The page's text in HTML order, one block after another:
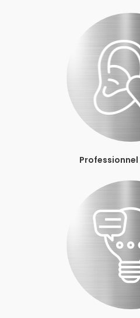
Professionnel